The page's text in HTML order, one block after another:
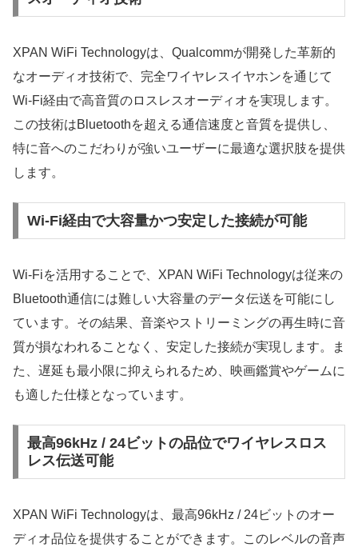
XPAN WiFi Technologyは、Qualcommが開発した革新的
なオーディオ技術で、完全ワイヤレスイヤホンを通じて
Wi-Fi経由で高音質のロスレスオーディオを実現します。
この技術はBluetoothを超える通信速度と音質を提供し、
特に音へのこだわりが強いユーザーに最適な選択肢を提供
します。
Wi-Fi経由で大容量かつ安定した接続が可能
Wi-Fiを活用することで、XPAN WiFi Technologyは従来の
Bluetooth通信には難しい大容量のデータ伝送を可能にし
ています。その結果、音楽やストリーミングの再生時に音
質が損なわれることなく、安定した接続が実現します。ま
た、遅延も最小限に抑えられるため、映画鑑賞やゲームに
も適した仕様となっています。
最高96kHz / 24ビットの品位でワイヤレスロス
レス伝送可能
XPAN WiFi Technologyは、最高96kHz / 24ビットのオー
ディオ品位を提供することができます。このレベルの音声